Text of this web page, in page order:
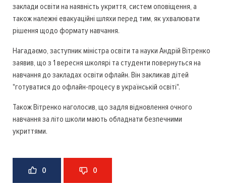
заклади освіти на наявність укриття, систем оповіщення, а
також належні евакуаційні шляхи перед тим, як ухвалювати
рішення щодо формату навчання.
Нагадаємо, заступник міністра освіти та науки Андрій Вітренко
заявив, що з 1 вересня школярі та студенти повернуться на
навчання до закладах освіти офлайн. Він закликав дітей
"готуватися до офлайн-процесу в українській освіті".
Також Вітренко наголосив, що задля відновлення очного
навчання за літо школи мають обладнати безпечними
укриттями.
0 0